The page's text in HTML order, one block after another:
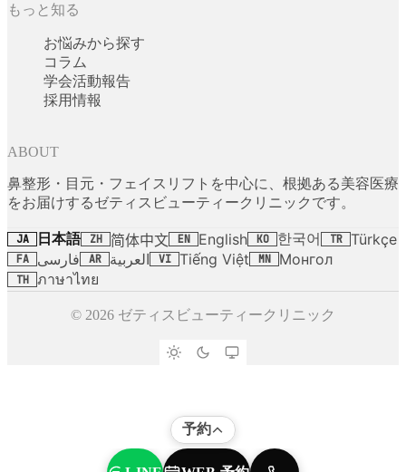
もっと知る
お悩みから探す
コラム
学会活動報告
採用情報
ABOUT
鼻整形・目元・フェイスリフトを中心に、根拠ある美容医療
をお届けするゼティスビューティークリニックです。
JA 日本語 ZH 简体中文 EN English KO 한국어 TR Türkçe
FA فارسی AR العربية VI Tiếng Việt MN Монгол
TH ภาษาไทย
© 2026 ゼティスビューティークリニック
予約